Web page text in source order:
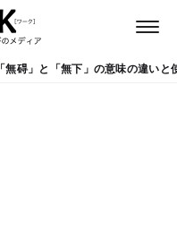
「無碍」と「無下」の意味の違いと